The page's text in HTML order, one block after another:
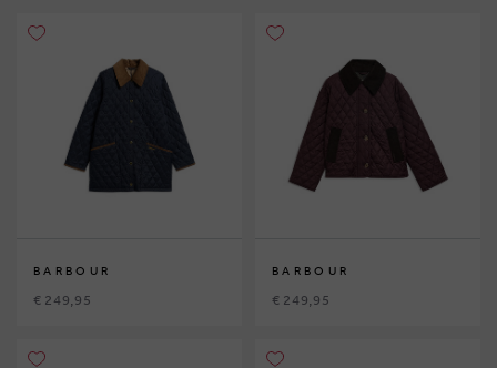
BARBOUR
€ 249,95
BARBOUR
€ 249,95